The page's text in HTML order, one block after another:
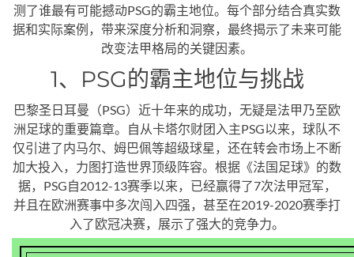
测了谁最有可能撼动PSG的霸主地位。每个部分结合真实数
据和实际案例，带来深度分析和洞察，最终揭示了未来可能
改变法甲格局的关键因素。
1、PSG的霸主地位与挑战
巴黎圣日耳曼（PSG）近十年来的成功，无疑是法甲乃至欧
洲足球的重要篇章。自从卡塔尔财团入主PSG以来，球队不
仅引进了内马尔、姆巴佩等超级球星，还在转会市场上不断
加大投入，力图打造世界顶级阵容。根据《法国足球》的数
据，PSG自2012-13赛季以来，已经赢得了7次法甲冠军，
并且在欧洲赛事中多次闯入四强，甚至在2019-2020赛季打
入了欧冠决赛，展示了强大的竞争力。